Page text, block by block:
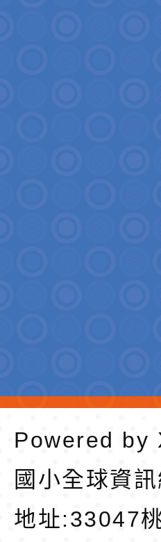
Powered by
國小全球資訊
地址:33047